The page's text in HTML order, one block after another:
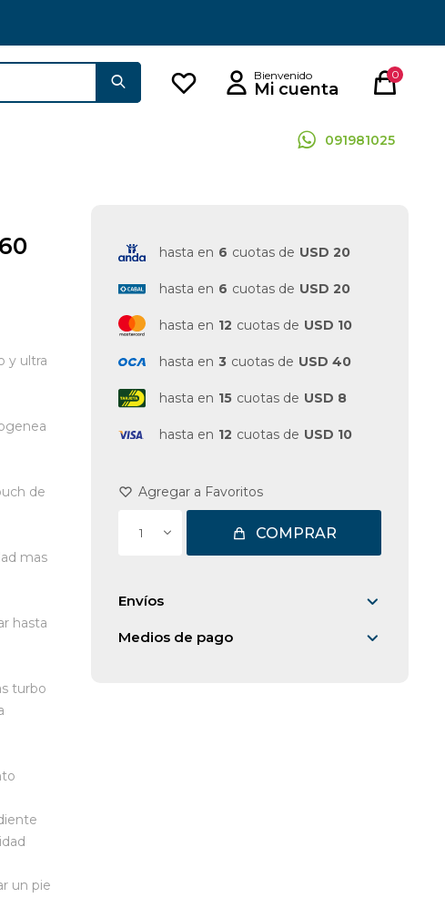
091981025
0
y ultra
de
mas
hasta
turbo
un pie
hasta en 6 cuotas de USD 20
hasta en 6 cuotas de USD 20
hasta en 12 cuotas de USD 10
hasta en 3 cuotas de USD 40
hasta en 15 cuotas de USD 8
hasta en 12 cuotas de USD 10
1 COMPRAR
Envíos
Medios de pago